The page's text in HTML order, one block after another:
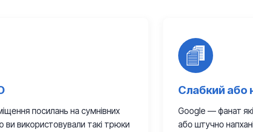
посилань на сумнівних
ви використовували такі трюки
Слабкий або
Google — фанат
або штучно